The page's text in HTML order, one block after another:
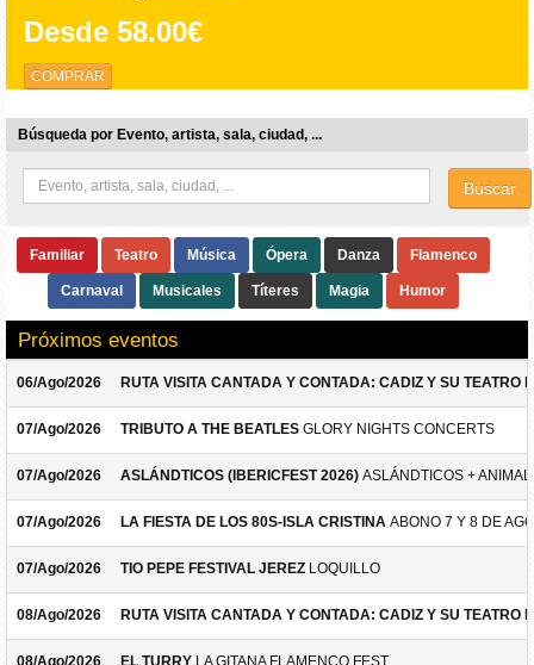
Desde 58.00€
COMPRAR
Búsqueda por Evento, artista, sala, ciudad, ...
Buscar
Familiar Teatro Música Ópera Danza Flamenco
Carnaval Musicales Títeres Magia Humor
Próximos eventos
06/Ago/2026 RUTA VISITA CANTADA Y CONTADA: CADIZ Y SU TEATRO
07/Ago/2026 TRIBUTO A THE BEATLES GLORY NIGHTS CONCERTS
07/Ago/2026 ASLÁNDTICOS (IBERICFEST 2026) ASLÁNDTICOS +
07/Ago/2026 LA FIESTA DE LOS 80S-ISLA CRISTINA ABONO 7 Y 8 DE
07/Ago/2026 TIO PEPE FESTIVAL JEREZ LOQUILLO
08/Ago/2026 RUTA VISITA CANTADA Y CONTADA: CADIZ Y SU TEATRO
08/Ago/2026 EL TURRY LA GITANA FLAMENCO FEST